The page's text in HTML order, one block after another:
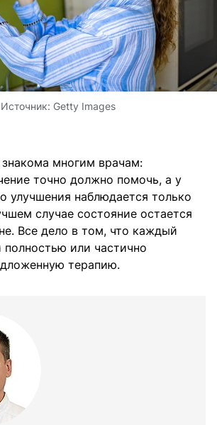
Источник: Getty Images
знакома многим врачам:
точно должно помочь, а у
улучшения наблюдается только
случае состояние остается
Все дело в том, что каждый
полностью или частично
терапию.